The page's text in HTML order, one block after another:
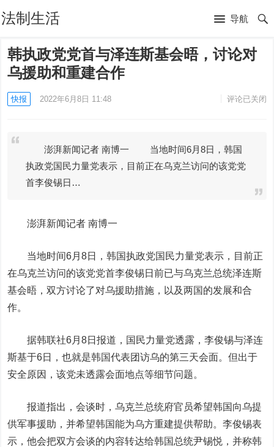
法制生活 导航
韩执政党党首与泽连斯基会晤，讨论对
乌援助和重建合作
快报 2022年6月8日 11:48 评论已关闭
澎湃新闻记者 南博一 当地时间6月8日，韩国
执政党国民力量党表示，目前正在乌克兰访问的该党党
首李俊锡日…
澎湃新闻记者 南博一
当地时间6月8日，韩国执政党国民力量党表示，目前正
在乌克兰访问的该党党首李俊锡日前已与乌克兰总统泽连斯
基会晤，双方讨论了对乌援助措施，以及两国的发展和合
作。
据韩联社6月8日报道，国民力量党透露，李俊锡与泽连
斯基于6日，也就是韩国代表团访乌的第三天会面。但出于
安全原因，该党未透露会面地点等细节问题。
报道指出，会谈时，乌克兰总统府官员希望韩国向乌提
供军事援助，并希望韩国能为乌方重建提供帮助。李俊锡表
示，他会把双方会谈的内容转达给韩国总统尹锡悦，并称韩